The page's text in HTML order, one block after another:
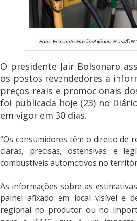
Foto: Fernando Frazão/Agência Brasil/
O presidente Jair Bolsonaro
os postos revendedores a
preços reais e promocionais
foi publicada hoje (23) no
em vigor em 30 dias.
“Os consumidores têm o direito de
claras, precisas, ostensivas e
combustíveis automotivos no
As informações sobre as
painel afixado em local visível e
regional no produtor ou no